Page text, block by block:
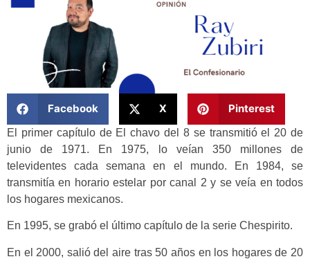
Facebook X Pinterest
El primer capítulo de El chavo del 8 se transmitió el 20 de
junio de 1971. En 1975, lo veían 350 millones de
televidentes cada semana en el mundo. En 1984, se
transmitía en horario estelar por canal 2 y se veía en todos
los hogares mexicanos.
En 1995, se grabó el último capítulo de la serie Chespirito.
En el 2000, salió del aire tras 50 años en los hogares de 20